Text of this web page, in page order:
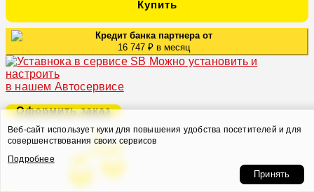
Купить
Кредит банка партнера от
16 747 ₽ в месяц
Можно установить и
настроить
в нашем Автосервисе
Оформить заказ
Веб-сайт использует куки для повышения удобства посетителей и для
совершенствования своих сервисов
Подробнее
Принять